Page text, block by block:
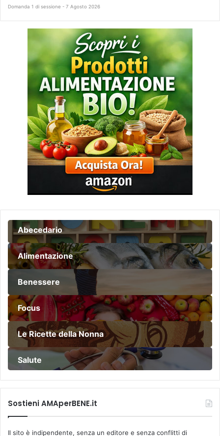
Domanda 1 di sessione - 7 Agosto 2026
Abecedario
Alimentazione
Benessere
Focus
Le Ricette della Nonna
Salute
Sostieni AMAperBENE.it
Il sito è indipendente, senza un editore e senza conflitti di